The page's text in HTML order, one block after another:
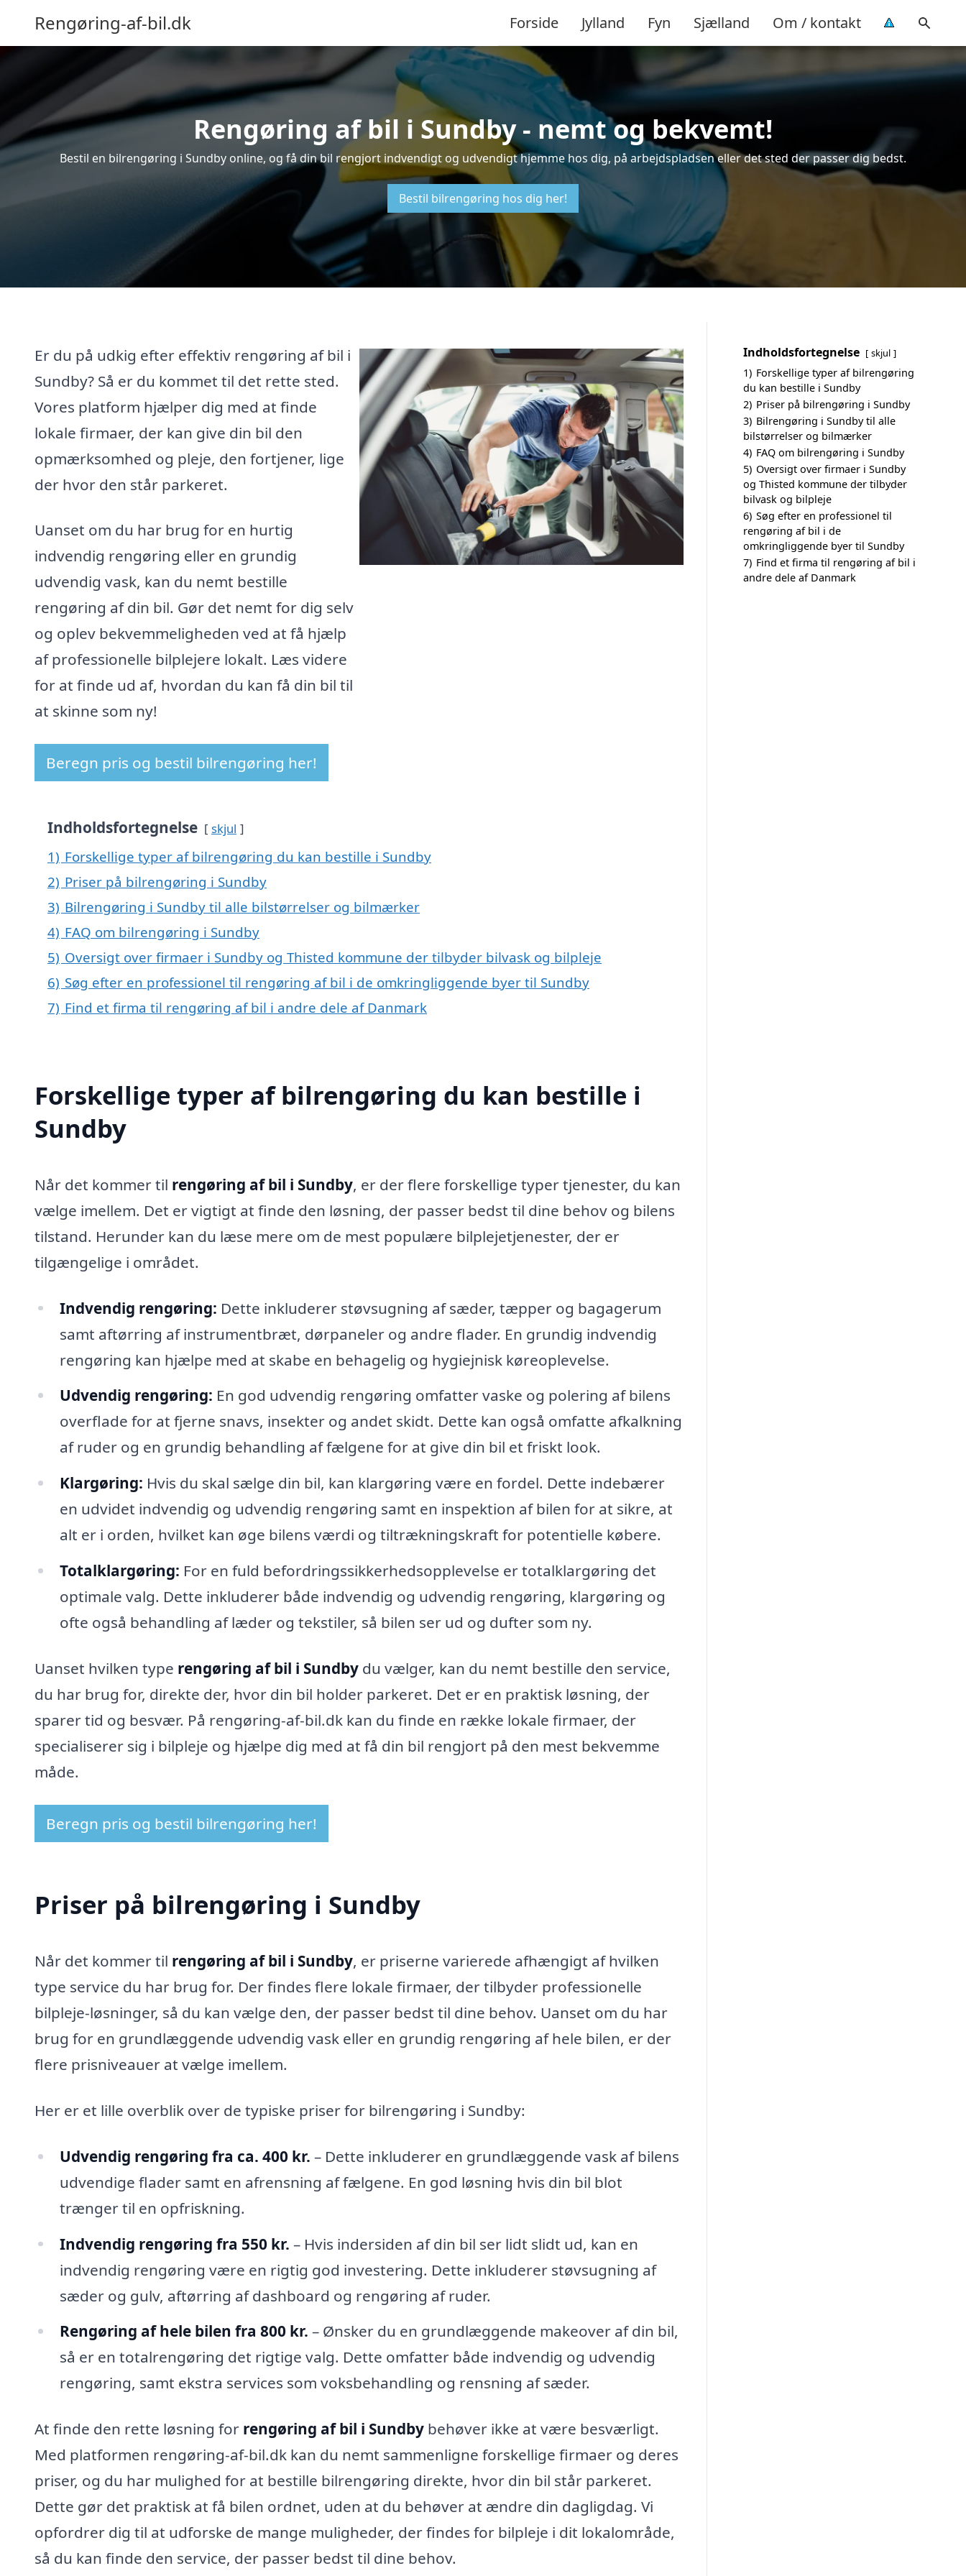
Rengøring-af-bil.dk Forside Jylland Fyn Sjælland Om / kontakt
Rengøring af bil i Sundby - nemt og bekvemt!
Bestil en bilrengøring i Sundby online, og få din bil rengjort indvendigt og udvendigt hjemme hos dig, på arbejdspladsen eller det sted der passer dig bedst.
Bestil bilrengøring hos dig her!
Er du på udkig efter effektiv rengøring af bil i
Sundby? Så er du kommet til det rette sted.
Vores platform hjælper dig med at finde
lokale firmaer, der kan give din bil den
opmærksomhed og pleje, den fortjener, lige
der hvor den står parkeret.
Uanset om du har brug for en hurtig
indvendig rengøring eller en grundig
udvendig vask, kan du nemt bestille
rengøring af din bil. Gør det nemt for dig selv
og oplev bekvemmeligheden ved at få hjælp
af professionelle bilplejere lokalt. Læs videre
for at finde ud af, hvordan du kan få din bil til
at skinne som ny!
Beregn pris og bestil bilrengøring her!
Indholdsfortegnelse skjul
1) Forskellige typer af bilrengøring du kan bestille i Sundby
2) Priser på bilrengøring i Sundby
3) Bilrengøring i Sundby til alle bilstørrelser og bilmærker
4) FAQ om bilrengøring i Sundby
5) Oversigt over firmaer i Sundby og Thisted kommune der tilbyder bilvask og bilpleje
6) Søg efter en professionel til rengøring af bil i de omkringliggende byer til Sundby
7) Find et firma til rengøring af bil i andre dele af Danmark
Forskellige typer af bilrengøring du kan bestille i
Sundby
Når det kommer til rengøring af bil i Sundby, er der flere forskellige typer tjenester, du kan
vælge imellem. Det er vigtigt at finde den løsning, der passer bedst til dine behov og bilens
tilstand. Herunder kan du læse mere om de mest populære bilplejetjenester, der er
tilgængelige i området.
Indvendig rengøring: Dette inkluderer støvsugning af sæder, tæpper og bagagerum
samt aftørring af instrumentbræt, dørpaneler og andre flader. En grundig indvendig
rengøring kan hjælpe med at skabe en behagelig og hygiejnisk køreoplevelse.
Udvendig rengøring: En god udvendig rengøring omfatter vaske og polering af bilens
overflade for at fjerne snavs, insekter og andet skidt. Dette kan også omfatte afkalkning
af ruder og en grundig behandling af fælgene for at give din bil et friskt look.
Klargøring: Hvis du skal sælge din bil, kan klargøring være en fordel. Dette indebærer
en udvidet indvendig og udvendig rengøring samt en inspektion af bilen for at sikre, at
alt er i orden, hvilket kan øge bilens værdi og tiltrækningskraft for potentielle købere.
Totalklargøring: For en fuld befordringssikkerhedsopplevelse er totalklargøring det
optimale valg. Dette inkluderer både indvendig og udvendig rengøring, klargøring og
ofte også behandling af læder og tekstiler, så bilen ser ud og dufter som ny.
Uanset hvilken type rengøring af bil i Sundby du vælger, kan du nemt bestille den service,
du har brug for, direkte der, hvor din bil holder parkeret. Det er en praktisk løsning, der
sparer tid og besvær. På rengøring-af-bil.dk kan du finde en række lokale firmaer, der
specialiserer sig i bilpleje og hjælpe dig med at få din bil rengjort på den mest bekvemme
måde.
Beregn pris og bestil bilrengøring her!
Priser på bilrengøring i Sundby
Når det kommer til rengøring af bil i Sundby, er priserne varierede afhængigt af hvilken
type service du har brug for. Der findes flere lokale firmaer, der tilbyder professionelle
bilpleje-løsninger, så du kan vælge den, der passer bedst til dine behov. Uanset om du har
brug for en grundlæggende udvendig vask eller en grundig rengøring af hele bilen, er der
flere prisniveauer at vælge imellem.
Her er et lille overblik over de typiske priser for bilrengøring i Sundby:
Udvendig rengøring fra ca. 400 kr. – Dette inkluderer en grundlæggende vask af bilens
udvendige flader samt en afrensning af fælgene. En god løsning hvis din bil blot
trænger til en opfriskning.
Indvendig rengøring fra 550 kr. – Hvis indersiden af din bil ser lidt slidt ud, kan en
indvendig rengøring være en rigtig god investering. Dette inkluderer støvsugning af
sæder og gulv, aftørring af dashboard og rengøring af ruder.
Rengøring af hele bilen fra 800 kr. – Ønsker du en grundlæggende makeover af din bil,
så er en totalrengøring det rigtige valg. Dette omfatter både indvendig og udvendig
rengøring, samt ekstra services som voksbehandling og rensning af sæder.
At finde den rette løsning for rengøring af bil i Sundby behøver ikke at være besværligt.
Med platformen rengøring-af-bil.dk kan du nemt sammenligne forskellige firmaer og deres
priser, og du har mulighed for at bestille bilrengøring direkte, hvor din bil står parkeret.
Dette gør det praktisk at få bilen ordnet, uden at du behøver at ændre din dagligdag. Vi
opfordrer dig til at udforske de mange muligheder, der findes for bilpleje i dit lokalområde,
så du kan finde den service, der passer bedst til dine behov.
Indholdsfortegnelse skjul
1) Forskellige typer af bilrengøring
du kan bestille i Sundby
2) Priser på bilrengøring i Sundby
3) Bilrengøring i Sundby til alle
bilstørrelser og bilmærker
4) FAQ om bilrengøring i Sundby
5) Oversigt over firmaer i Sundby
og Thisted kommune der tilbyder
bilvask og bilpleje
6) Søg efter en professionel til
rengøring af bil i de
omkringliggende byer til Sundby
7) Find et firma til rengøring af bil i
andre dele af Danmark